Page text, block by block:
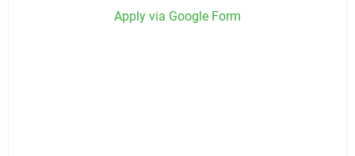
Apply via Google Form